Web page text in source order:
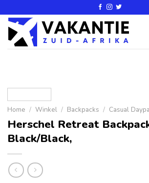
Home / Winkel / Backpacks / Casual
Herschel Retreat
Black/Black,